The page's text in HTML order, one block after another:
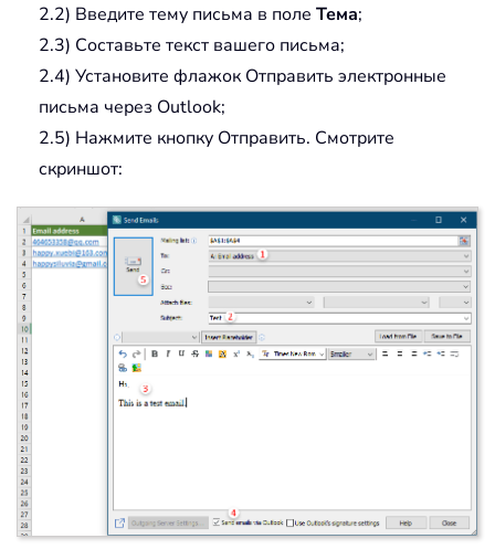
2.2) Введите тему письма в поле Тема;
2.3) Составьте текст вашего письма;
2.4) Установите флажок Отправить электронные
письма через Outlook;
2.5) Нажмите кнопку Отправить. Смотрите
скриншот: